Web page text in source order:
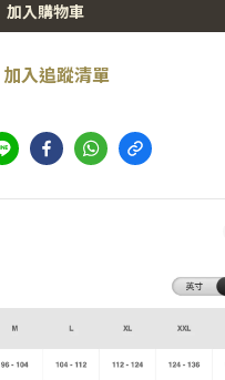
加入購物車
加入追蹤清單